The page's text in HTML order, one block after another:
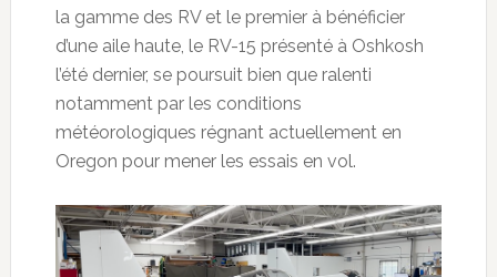
la gamme des RV et le premier à bénéficier
d’une aile haute, le RV-15 présenté à Oshkosh
l’été dernier, se poursuit bien que ralenti
notamment par les conditions
météorologiques régnant actuellement en
Oregon pour mener les essais en vol.